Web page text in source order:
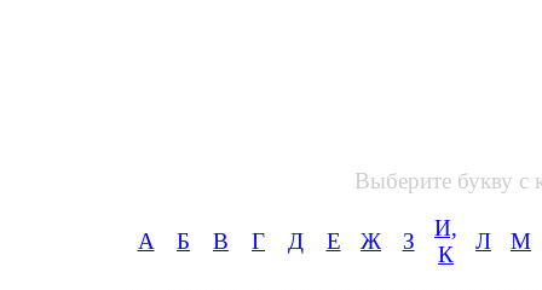
Выберите букву с
А Б В Г Д Е Ж З
И,
К
Л М